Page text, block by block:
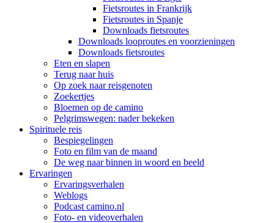
Fietsroutes in Frankrijk
Fietsroutes in Spanje
Downloads fietsroutes
Downloads looproutes en voorzieningen
Downloads fietsroutes
Eten en slapen
Terug naar huis
Op zoek naar reisgenoten
Zoekertjes
Bloemen op de camino
Pelgrimswegen: nader bekeken
Spirituele reis
Bespiegelingen
Foto en film van de maand
De weg naar binnen in woord en beeld
Ervaringen
Ervaringsverhalen
Weblogs
Podcast camino.nl
Foto- en videoverhalen